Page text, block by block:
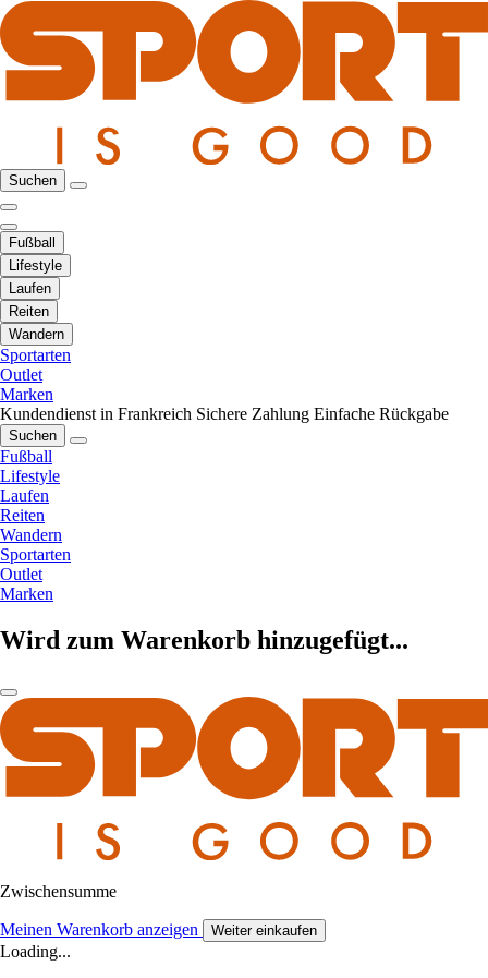
Suchen
Fußball
Lifestyle
Laufen
Reiten
Wandern
Sportarten
Outlet
Marken
Kundendienst in Frankreich Sichere Zahlung Einfache Rückgabe
Suchen
Fußball
Lifestyle
Laufen
Reiten
Wandern
Sportarten
Outlet
Marken
Wird zum Warenkorb hinzugefügt...
Zwischensumme
Meinen Warenkorb anzeigen Weiter einkaufen
Loading...